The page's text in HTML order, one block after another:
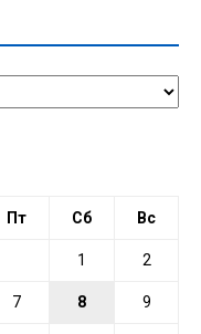
Пт Сб Вс
1 2
7 8 9